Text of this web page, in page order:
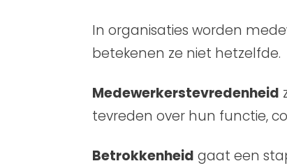
In organisaties worden
betekenen ze niet hetzelfde.
Medewerkerstevredenheid
tevreden over hun functie,
Betrokkenheid gaat een